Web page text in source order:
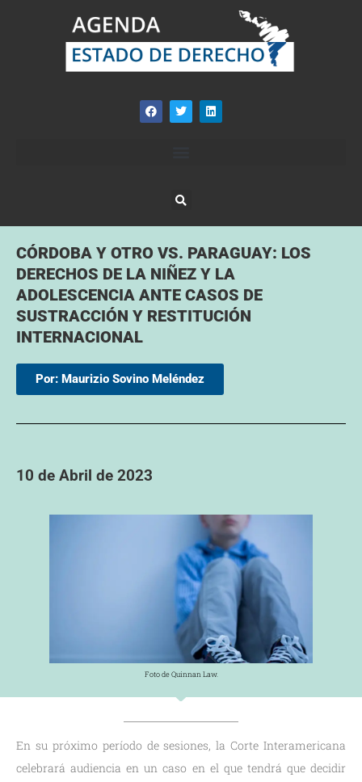
CÓRDOBA Y OTRO VS. PARAGUAY: LOS
DERECHOS DE LA NIÑEZ Y LA
ADOLESCENCIA ANTE CASOS DE
SUSTRACCIÓN Y RESTITUCIÓN
INTERNACIONAL
Por: Maurizio Sovino Meléndez
10 de Abril de 2023
Foto de Quinnan Law.
En su próximo período de sesiones, la Corte Interamericana
celebrará audiencia en un caso en el que tendrá que decidir